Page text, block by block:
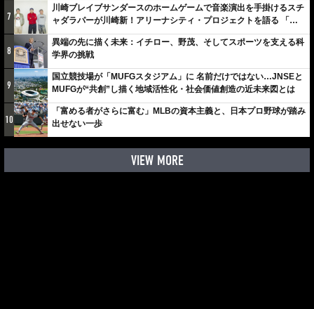
7
川崎ブレイブサンダースのホームゲームで音楽演出を手掛けるスチ
ャダラパーが川崎新！アリーナシティ・プロジェクトを語る 「楽
しみでしかないでしょ。川崎は、ずっと成長曲線だから」
8
異端の先に描く未来：イチロー、野茂、そしてスポーツを支える科
学界の挑戦
9
国立競技場が「MUFGスタジアム」に 名前だけではない…JNSEと
MUFGが“共創”し描く地域活性化・社会価値創造の近未来図とは
10
「富める者がさらに富む」MLBの資本主義と、日本プロ野球が踏み
出せない一歩
VIEW MORE